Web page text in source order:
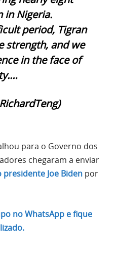
in Nigeria.
period, Tigran
strength, and we
in the face of
para o Governo dos
chegaram a enviar
Joe Biden por
no WhatsApp e fique